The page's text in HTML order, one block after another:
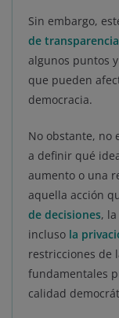
Sin embargo,
de transparencia
algunos puntos
que pueden
democracia.
No obstante, no
a definir qué
aumento o una
aquella acción
de decisiones,
incluso la
restricciones de
fundamentales
calidad